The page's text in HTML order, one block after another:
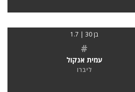
בן 30 | 1.7
#
עמית אנקול
ליברו